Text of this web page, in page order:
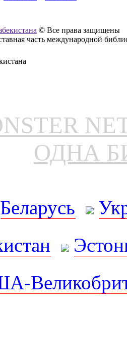
© Все права защищены
часть международной
ОДНА
Беларусь